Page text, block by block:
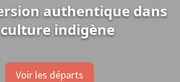
authentique dans
indigène
Voir les départs